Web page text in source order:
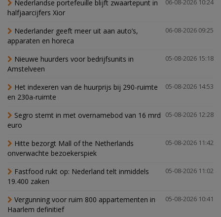
06-08-2026 10:24
Nederlandse portefeuille blijft zwaartepunt in
halfjaarcijfers Xior
06-08-2026 09:25
Nederlander geeft meer uit aan auto’s,
apparaten en horeca
05-08-2026 15:18
Nieuwe huurders voor bedrijfsunits in
Amstelveen
05-08-2026 14:53
Het indexeren van de huurprijs bij 290-ruimte
en 230a-ruimte
05-08-2026 12:28
Segro stemt in met overnamebod van 16 mrd
euro
05-08-2026 11:42
Hitte bezorgt Mall of the Netherlands
onverwachte bezoekerspiek
05-08-2026 11:02
Fastfood rukt op: Nederland telt inmiddels
19.400 zaken
05-08-2026 10:41
Vergunning voor ruim 800 appartementen in
Haarlem definitief